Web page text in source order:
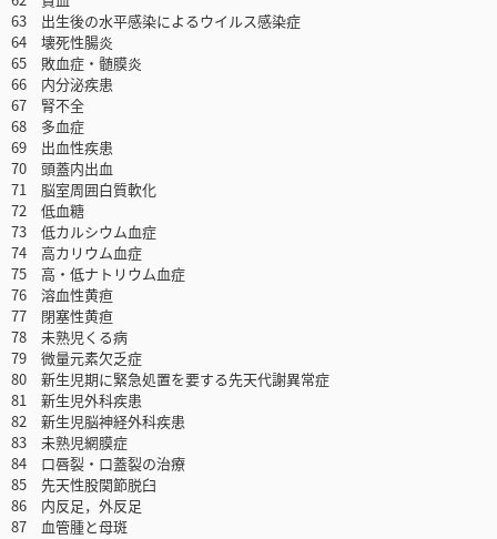
63 出生後の水平感染によるウイルス感染症
64 壊死性腸炎
65 敗血症・髄膜炎
66 内分泌疾患
67 腎不全
68 多血症
69 出血性疾患
70 頭蓋内出血
71 脳室周囲白質軟化
72 低血糖
73 低カルシウム血症
74 高カリウム血症
75 高・低ナトリウム血症
76 溶血性黄疸
77 閉塞性黄疸
78 未熟児くる病
79 微量元素欠乏症
80 新生児期に緊急処置を要する先天代謝異常症
81 新生児外科疾患
82 新生児脳神経外科疾患
83 未熟児網膜症
84 口唇裂・口蓋裂の治療
85 先天性股関節脱臼
86 内反足，外反足
87 血管腫と母斑